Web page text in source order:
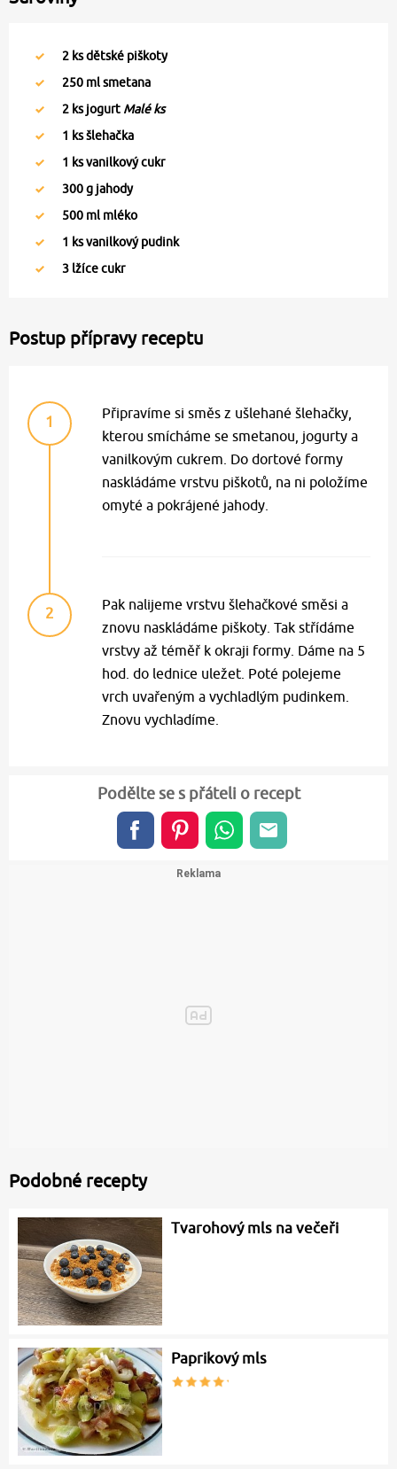
2 ks dětské piškoty
250 ml smetana
2 ks jogurt Malé ks
1 ks šlehačka
1 ks vanilkový cukr
300g jahody
500 ml mléko
1 ks vanilkový pudink
3 lžíce cukr
Postup přípravy receptu
1
Připravíme si směs z ušlehané šlehačky,
kterou smícháme se smetanou, jogurty a
vanilkovým cukrem. Do dortové formy
naskládáme vrstvu piškotů, na ni položíme
omyté a pokrájené jahody.
2
Pak nalijeme vrstvu šlehačkové směsi a
znovu naskládáme piškoty. Tak střídáme
vrstvy až téměř k okraji formy. Dáme na 5
hod. do lednice uležet. Poté polejeme
vrch uvařeným a vychladlým pudinkem.
Znovu vychladíme.
Podělte se s přáteli o recept
Podobné recepty
Tvarohový mls na večeři
Paprikový mls